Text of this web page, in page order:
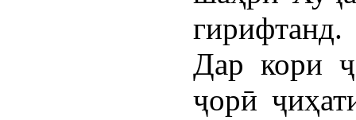
гирифтанд.
Дар кори
ҷорӣ